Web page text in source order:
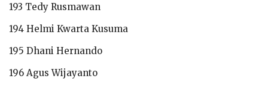
193 Tedy Rusmawan
194 Helmi Kwarta Kusuma
195 Dhani Hernando
196 Agus Wijayanto